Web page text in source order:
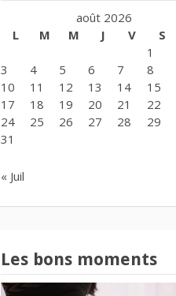
août 2026
L
M M J V S
1
3
4 5 6 7 8
10
11 12 13 14 15
17
18 19 20 21 22
24
25 26 27 28 29
31
« Juil
Les bons moments